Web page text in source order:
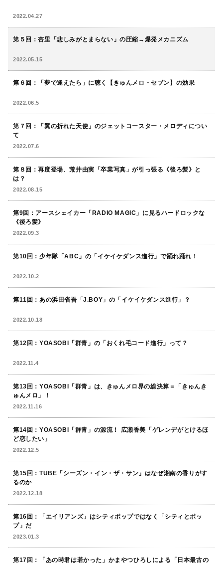
2022.04.27
第５回：杏里「悲しみがとまらない」の圧縮→爆発メカニズム
2022.05.15
第６回：「夢で逢えたら」に聴く【きゅんメロ・セブン】の効果
2022.06.5
第７回：「翼の折れた天使」のジェットコースター・メロディについ
て
2022.07.6
第８回：再度登場、荒井由実「卒業写真」が引っ張る《後ろ髪》と
は？
2022.08.15
第9回：アースシェイカー「RADIO MAGIC」に見るハードロックな
《後ろ髪》
2022.09.3
第10回：少年隊「ABC」の「イケイケダンス進行」で踊れ踊れ！
2022.10.2
第11回：あの浜田省吾「J.BOY」の「イケイケダンス進行」？
2022.10.18
第12回：YOASOBI「群青」の「おくれ毛コード進行」って？
2022.11.4
第13回：YOASOBI「群青」は、きゅんメロ界の総決算＝「きゅんき
ゅんメロ」！
2022.11.16
第14回：YOASOBI「群青」の源流！ 広瀬香美「ゲレンデがとけるほ
ど恋したい」
2022.12.5
第15回：TUBE「シーズン・イン・ザ・サン」はなぜ湘南の香りがす
るのか
2022.12.18
第16回：「エイリアンズ」はシティポップではなく「シティとポッ
プ」だ
2023.01.3
第17回：「あの時君は若かった」かまやつひろしによる「日本最古の